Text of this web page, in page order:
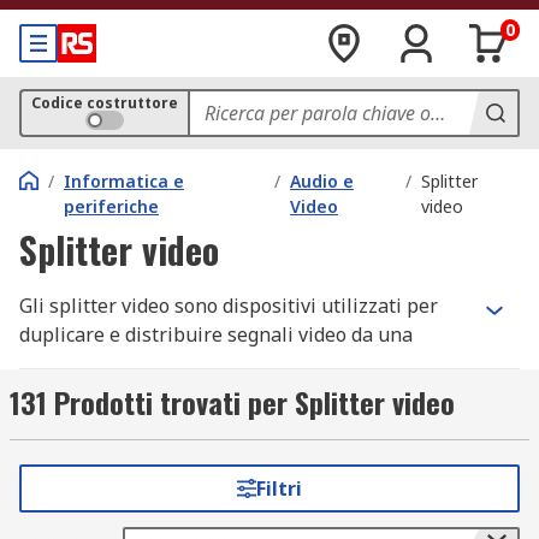
0
Codice costruttore
/ Informatica e
periferiche
/ Audio e
Video
/ Splitter
video
Splitter video
Gli splitter video sono dispositivi utilizzati per
duplicare e distribuire segnali video da una
qualità.
Come funzionano gli splitter video
ll processo di funzionamento si articola in diverse
131 Prodotti trovati per Splitter video
Filtri